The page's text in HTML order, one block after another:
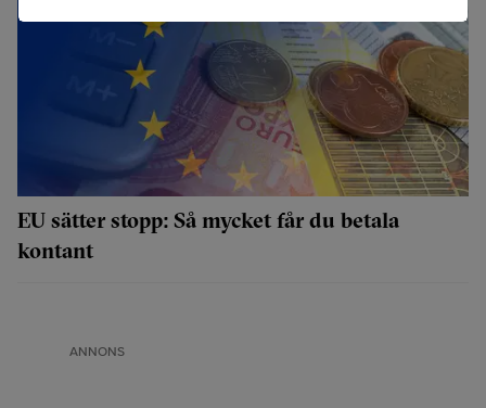
EU sätter stopp: Så mycket får du betala
kontant
ANNONS